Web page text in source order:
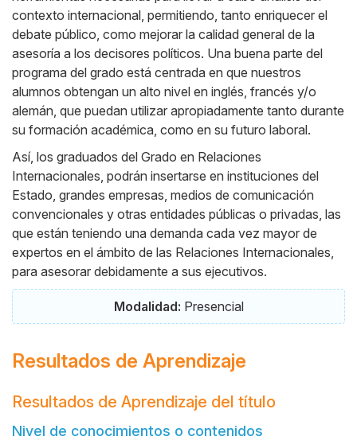
contexto internacional, permitiendo, tanto enriquecer el
debate público, como mejorar la calidad general de la
asesoría a los decisores políticos. Una buena parte del
programa del grado está centrada en que nuestros
alumnos obtengan un alto nivel en inglés, francés y/o
alemán, que puedan utilizar apropiadamente tanto durante
su formación académica, como en su futuro laboral.
Así, los graduados del Grado en Relaciones
Internacionales, podrán insertarse en instituciones del
Estado, grandes empresas, medios de comunicación
convencionales y otras entidades públicas o privadas, las
que están teniendo una demanda cada vez mayor de
expertos en el ámbito de las Relaciones Internacionales,
para asesorar debidamente a sus ejecutivos.
Modalidad: Presencial
Resultados de Aprendizaje
Resultados de Aprendizaje del título
Nivel de conocimientos o contenidos